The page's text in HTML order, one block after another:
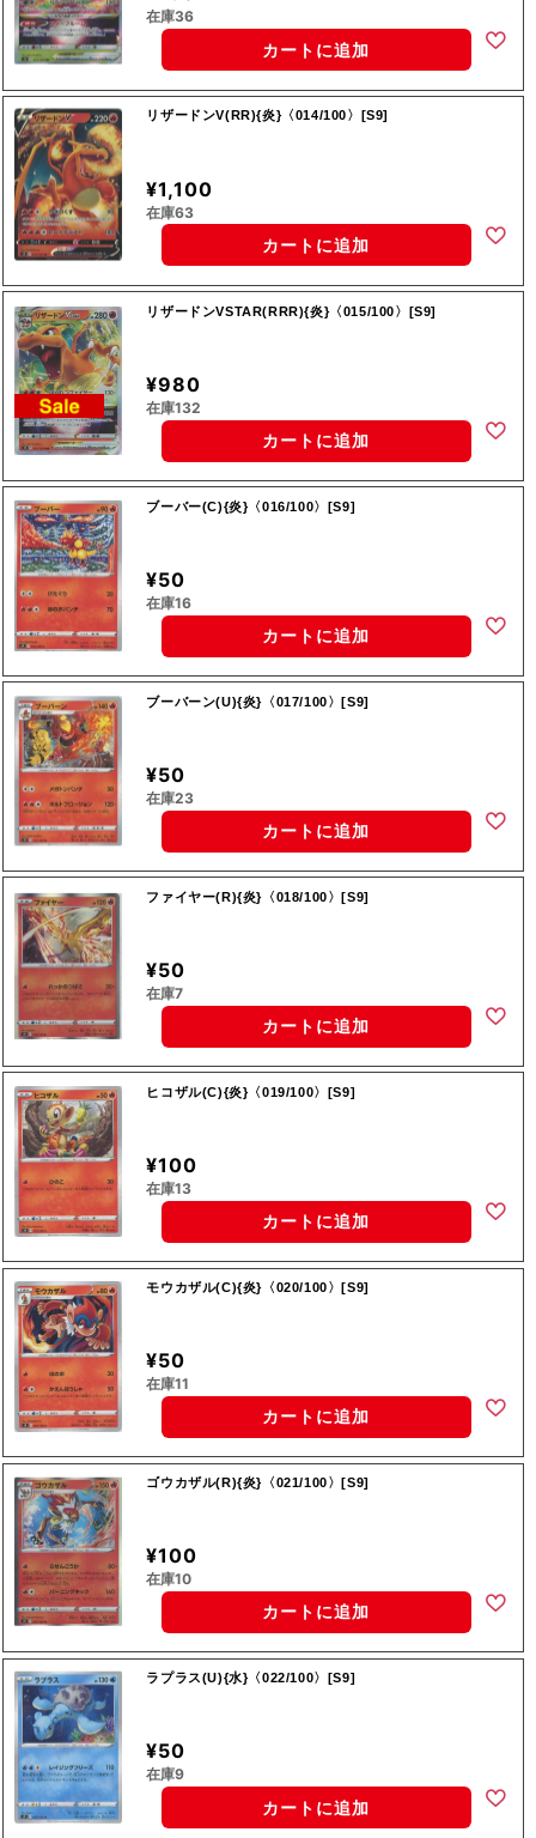
在庫36
カートに追加
リザードンV(RR){炎}〈014/100〉[S9]
¥1,100
在庫63
カートに追加
リザードンVSTAR(RRR){炎}〈015/100〉[S9]
¥980
在庫132
カートに追加
ブーバー(C){炎}〈016/100〉[S9]
¥50
在庫16
カートに追加
ブーバーン(U){炎}〈017/100〉[S9]
¥50
在庫23
カートに追加
ファイヤー(R){炎}〈018/100〉[S9]
¥50
在庫7
カートに追加
ヒコザル(C){炎}〈019/100〉[S9]
¥100
在庫13
カートに追加
モウカザル(C){炎}〈020/100〉[S9]
¥50
在庫11
カートに追加
ゴウカザル(R){炎}〈021/100〉[S9]
¥100
在庫10
カートに追加
ラプラス(U){水}〈022/100〉[S9]
¥50
在庫9
カートに追加